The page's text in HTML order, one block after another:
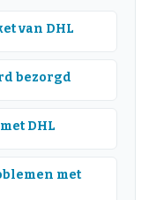
van DHL
bezorgd
DHL
met